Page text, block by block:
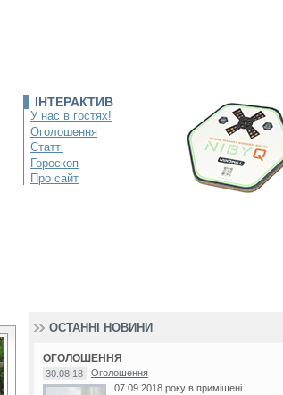
ІНТЕРАКТИВ
У нас в гостях!
Оголошення
Статті
Гороскоп
Про сайт
ОСТАННІ НОВИНИ
ОГОЛОШЕННЯ
30.08.18
Оголошення
07.09.2018 року в приміщені